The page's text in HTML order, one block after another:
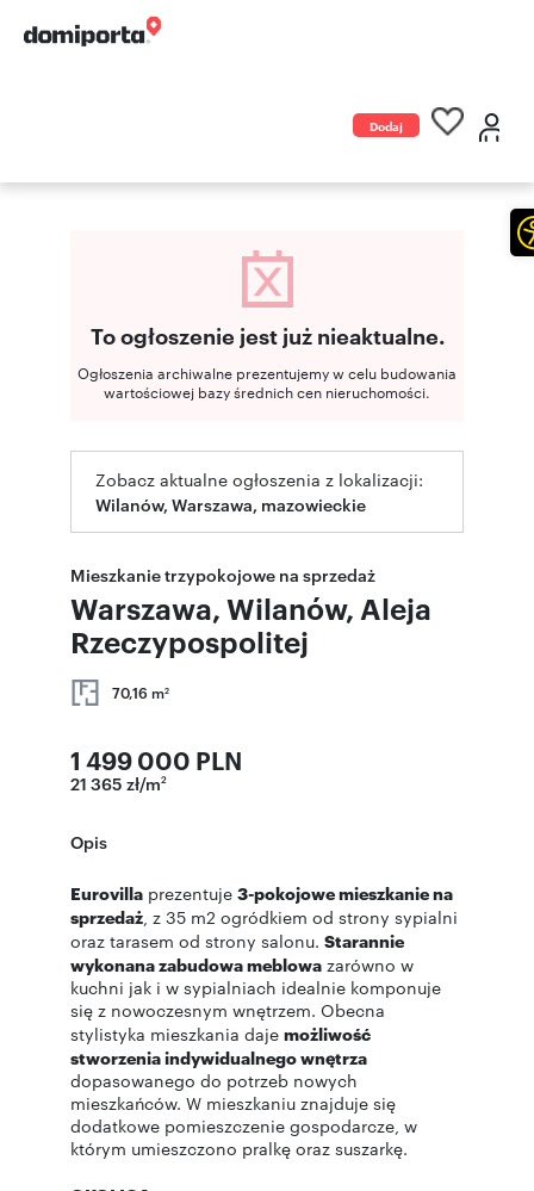
Dodaj
To ogłoszenie jest już nieaktualne.
Ogłoszenia archiwalne prezentujemy w celu budowania
wartościowej bazy średnich cen nieruchomości.
Zobacz aktualne ogłoszenia z lokalizacji:
Wilanów, Warszawa, mazowieckie
Mieszkanie trzypokojowe na sprzedaż
Warszawa, Wilanów, Aleja
Rzeczypospolitej
70,16 m2
1 499 000 PLN
21 365 zł/m2
Opis
Eurovilla prezentuje 3-pokojowe mieszkanie na
sprzedaż, z 35 m2 ogródkiem od strony sypialni
oraz tarasem od strony salonu. Starannie
wykonana zabudowa meblowa zarówno w
kuchni jak i w sypialniach idealnie komponuje
się z nowoczesnym wnętrzem. Obecna
stylistyka mieszkania daje możliwość
stworzenia indywidualnego wnętrza
dopasowanego do potrzeb nowych
mieszkańców. W mieszkaniu znajduje się
dodatkowe pomieszczenie gospodarcze, w
którym umieszczono pralkę oraz suszarkę.